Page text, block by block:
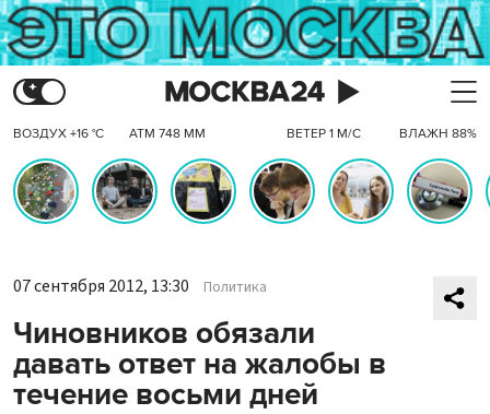
ВОЗДУХ +16 °C АТМ 748 ММ ВЕТЕР 1 М/С ВЛАЖН 88%
07 сентября 2012, 13:30 Политика
Чиновников обязали
давать ответ на жалобы в
течение восьми дней